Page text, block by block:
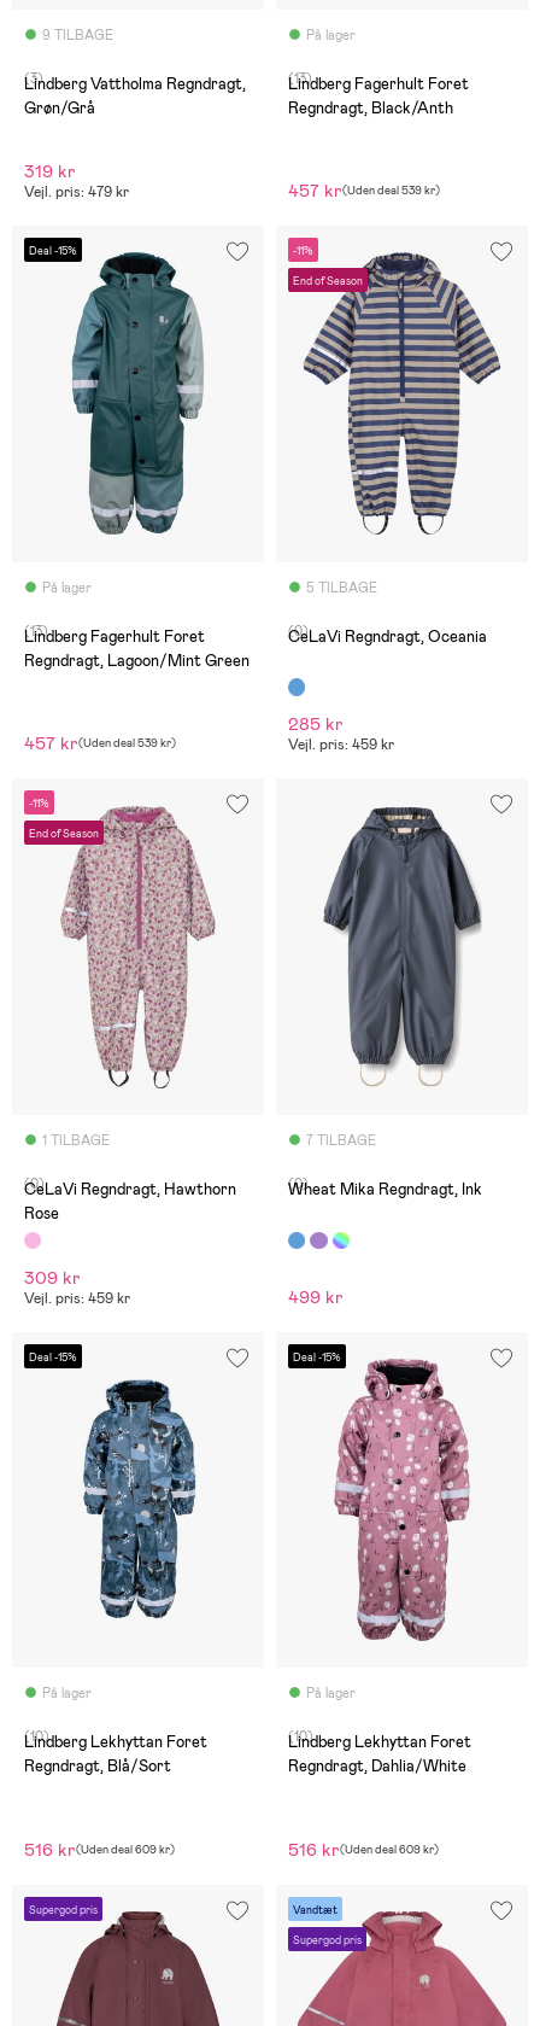
9 TILBAGE
(3)
Lindberg Vattholma Regndragt,
Grøn/Grå
319 kr
Vejl. pris: 479 kr
På lager
(13)
Lindberg Fagerhult Foret
Regndragt, Black/Anth
457 kr(Uden deal539 kr)
Deal -15%
På lager
(13)
Lindberg Fagerhult Foret
Regndragt, Lagoon/Mint Green
457 kr(Uden deal539 kr)
-11%
End of Season
5 TILBAGE
(0)
CeLaVi Regndragt, Oceania
285 kr
Vejl. pris: 459 kr
-11%
End of Season
1 TILBAGE
(0)
CeLaVi Regndragt, Hawthorn
Rose
309 kr
Vejl. pris: 459 kr
7 TILBAGE
(0)
Wheat Mika Regndragt, Ink
499 kr
Deal -15%
På lager
(10)
Lindberg Lekhyttan Foret
Regndragt, Blå/Sort
516 kr(Uden deal609 kr)
Deal -15%
På lager
(10)
Lindberg Lekhyttan Foret
Regndragt, Dahlia/White
516 kr(Uden deal609 kr)
Supergod pris Vandtæt
Supergod pris